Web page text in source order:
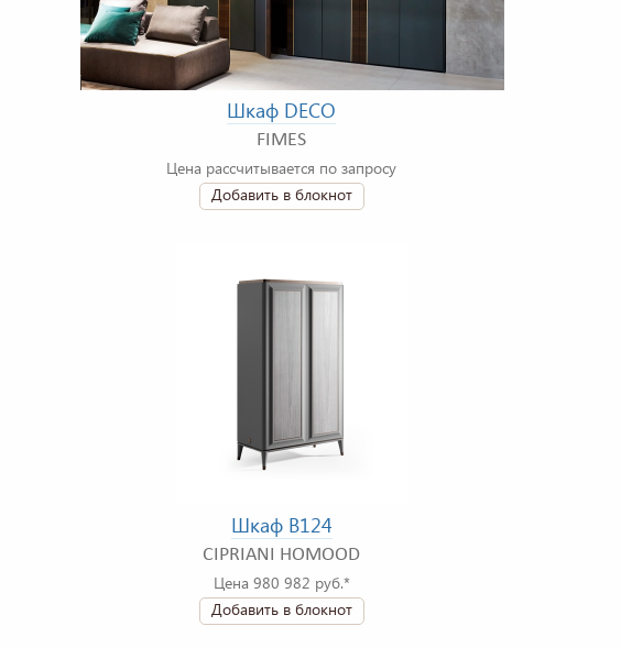
Шкаф DECO
FIMES
Цена рассчитывается по запросу
Добавить в блокнот
Шкаф B124
CIPRIANI HOMOOD
Цена 980 982 руб.*
Добавить в блокнот